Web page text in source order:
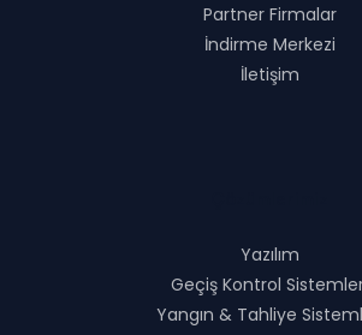
Partner Firmalar
İndirme Merkezi
İletişim
Yazılım
Geçiş Kontrol
Yangın & Tahliye